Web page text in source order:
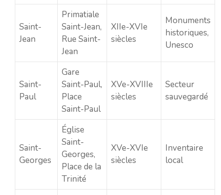
Saint-
Jean
Primatiale
Saint-Jean,
Rue Saint-
Jean
XIIe-XVIe
siècles
Monuments
historiques,
Unesco
Saint-
Paul
Gare
Saint-Paul,
Place
Saint-Paul
XVe-XVIIIe
siècles
Secteur
sauvegardé
Saint-
Georges
Église
Saint-
Georges,
Place de la
Trinité
XVe-XVIe
siècles
Inventaire
local